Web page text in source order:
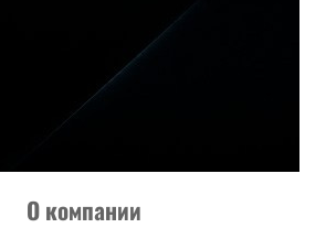
О компании